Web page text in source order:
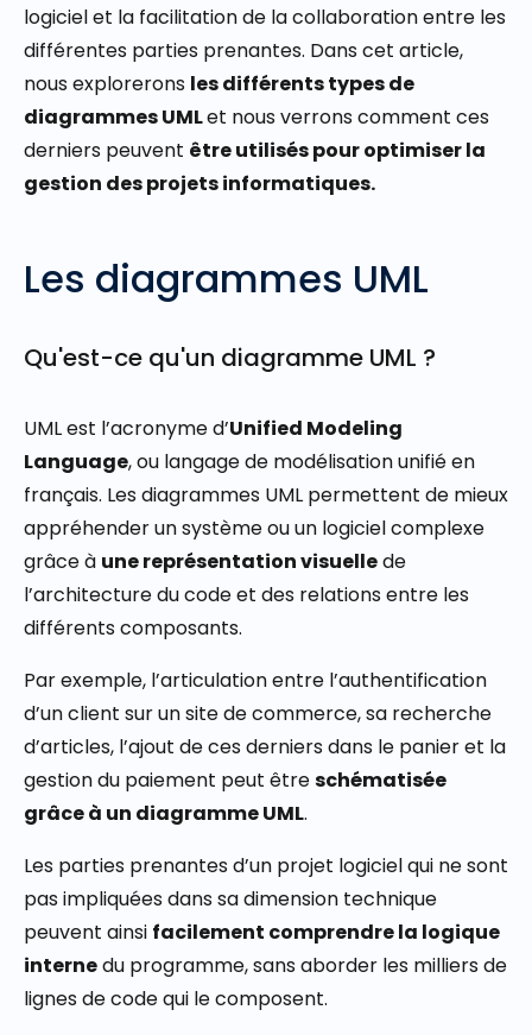
logiciel et la facilitation de la collaboration entre les
différentes parties prenantes. Dans cet article,
nous explorerons les différents types de
diagrammes UMLet nous verrons comment ces
derniers peuvent être utilisés pour optimiser la
gestion des projets informatiques.
Les diagrammes UML
Qu'est-ce qu'un diagramme UML ?
UML est l’acronyme d’Unified Modeling
Language, ou langage de modélisation unifié en
français. Les diagrammes UML permettent de mieux
appréhender un système ou un logiciel complexe
grâce à une représentation visuellede
l’architecture du code et des relations entre les
différents composants.
Par exemple, l’articulation entre l’authentification
d’un client sur un site de commerce, sa recherche
d’articles, l’ajout de ces derniers dans le panier et la
gestion du paiement peut êtreschématisée
grâce à un diagramme UML.
Les parties prenantes d’un projet logiciel qui ne sont
pas impliquées dans sa dimension technique
peuvent ainsi facilement comprendre la logique
internedu programme, sans aborder les milliers de
lignes de code qui le composent.